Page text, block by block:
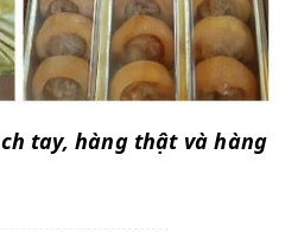
tay, hàng thật và hàng